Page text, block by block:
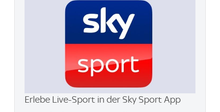
Erlebe Live-Sport in der Sky Sport App